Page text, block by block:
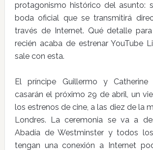
protagonismo histórico del asunto:
boda oficial que se transmitirá
través de Internet. Qué detalle
recién acaba de estrenar YouTube
sale con esta.
El príncipe Guillermo y
casarán el próximo 29 de abril, un
los estrenos de cine, a las diez de la
Londres. La ceremonia se va a
Abadía de Westminster y todos
tengan una conexión a Internet